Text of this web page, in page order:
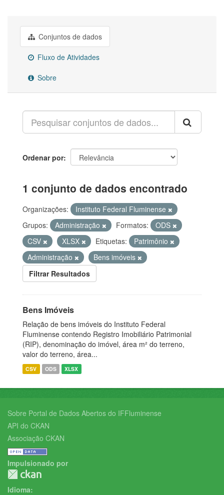
Conjuntos de dados
Fluxo de Atividades
Sobre
Ordenar por
1 conjunto de dados encontrado
Organizações:
Instituto Federal Fluminense
Grupos:
Administração Formatos:
ODS
CSV
XLSX Etiquetas:
Patrimônio
Administração
Bens imóveis
Filtrar Resultados
Bens Imóveis
Relação de bens imóveis do Instituto Federal
Fluminense contendo Registro Imobiliário Patrimonial
(RIP), denominação do imóvel, área m² do terreno,
valor do terreno, área...
CSV ODS XLSX
Sobre Portal de Dados Abertos do IFFluminense
API do CKAN
Associação CKAN
Impulsionado por
Idioma